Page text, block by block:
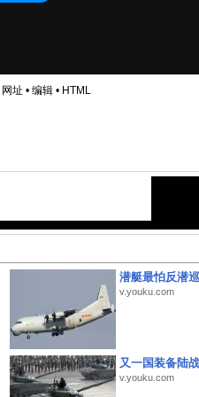
网址 • 编辑• HTML
潜艇最怕反潜
v.youku.com
又一国装备陆
v.youku.com